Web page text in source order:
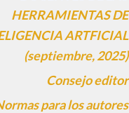
HERRAMIENTAS DE
ARTFICIAL
(septiembre, 2025)
Consejo editor
para los autores